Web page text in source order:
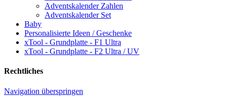
Adventskalender Zahlen
Adventskalender Set
Baby
Personalisierte Ideen / Geschenke
xTool - Grundplatte - F1 Ultra
xTool - Grundplatte - F2 Ultra / UV
Rechtliches
Navigation überspringen